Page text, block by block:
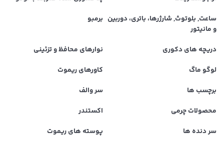
ساعت, بلوتوث, شارژرها، باتری، دوربین
و مانیتور
برمبو
دریچه های دکوری
نوارهای محافظ و تزئینی
لوگو ماگ
کاورهای ریموت
برچسب ها
سر والف
محصولات چرمی
اکستندر
سر دنده ها
پوسته های ریموت